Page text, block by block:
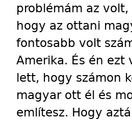
problémám az
hogy az ottani
fontosabb volt
Amerika. És én ezt
lett, hogy számon
magyar ott él és
említesz. Hogy